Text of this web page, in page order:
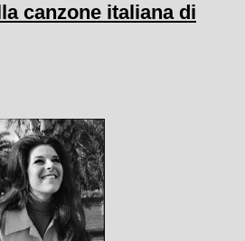
canzone italiana di